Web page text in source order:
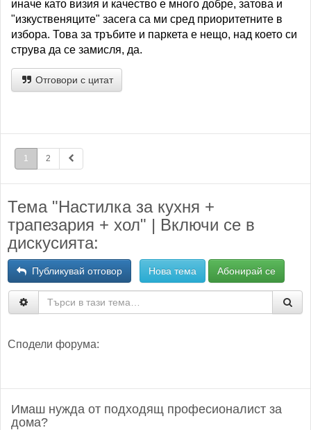
иначе като визия и качество е много добре, затова и
"изкуственяците" засега са ми сред приоритетните в
избора. Това за тръбите и паркета е нещо, над което си
струва да се замисля, да.
Отговори с цитат
1 2
Тема "Настилка за кухня +
трапезария + хол" | Включи се в
дискусията:
Публикувай отговор Нова тема Абонирай се
Сподели форума:
Имаш нужда от подходящ професионалист за
дома?